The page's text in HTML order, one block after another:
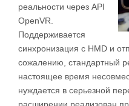
реальности через API
OpenVR.
Поддерживается
синхронизация с HMD и
сожалению, стандартный
настоящее время
нуждается в серьезной